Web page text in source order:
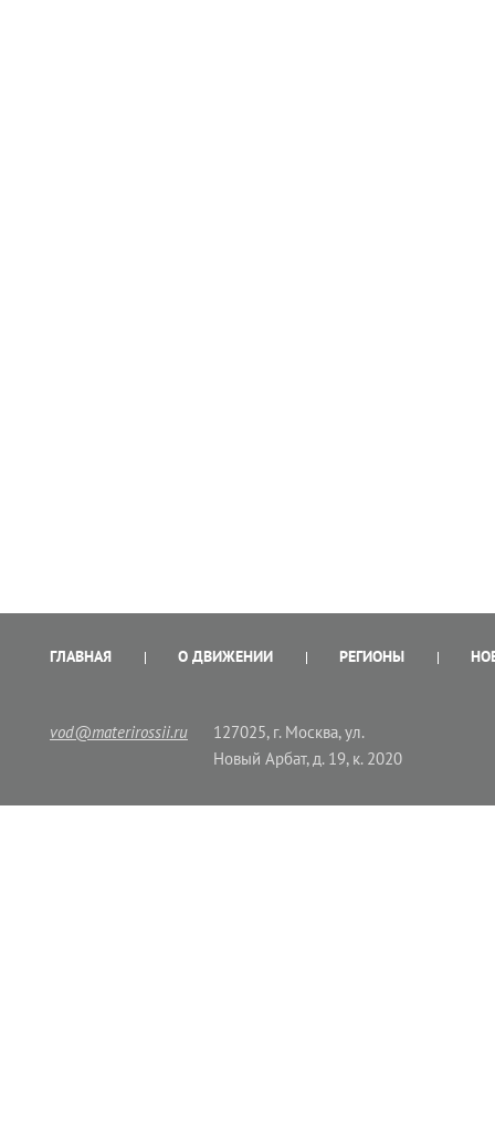
ГЛАВНАЯ О ДВИЖЕНИИ РЕГИОНЫ
vod@materirossii.ru
127025, г. Москва, ул.
Новый Арбат, д. 19, к. 2020